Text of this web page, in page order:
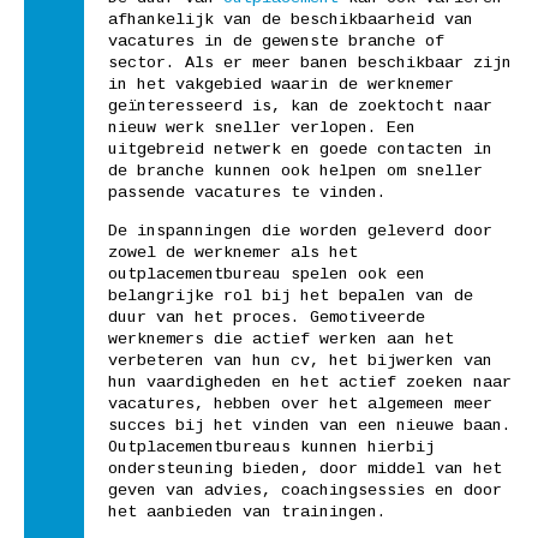
afhankelijk van de beschikbaarheid van
vacatures in de gewenste branche of
sector. Als er meer banen beschikbaar zijn
in het vakgebied waarin de werknemer
geïnteresseerd is, kan de zoektocht naar
nieuw werk sneller verlopen. Een
uitgebreid netwerk en goede contacten in
de branche kunnen ook helpen om sneller
passende vacatures te vinden.
De inspanningen die worden geleverd door
zowel de werknemer als het
outplacementbureau spelen ook een
belangrijke rol bij het bepalen van de
duur van het proces. Gemotiveerde
werknemers die actief werken aan het
verbeteren van hun cv, het bijwerken van
hun vaardigheden en het actief zoeken naar
vacatures, hebben over het algemeen meer
succes bij het vinden van een nieuwe baan.
Outplacementbureaus kunnen hierbij
ondersteuning bieden, door middel van het
geven van advies, coachingsessies en door
het aanbieden van trainingen.